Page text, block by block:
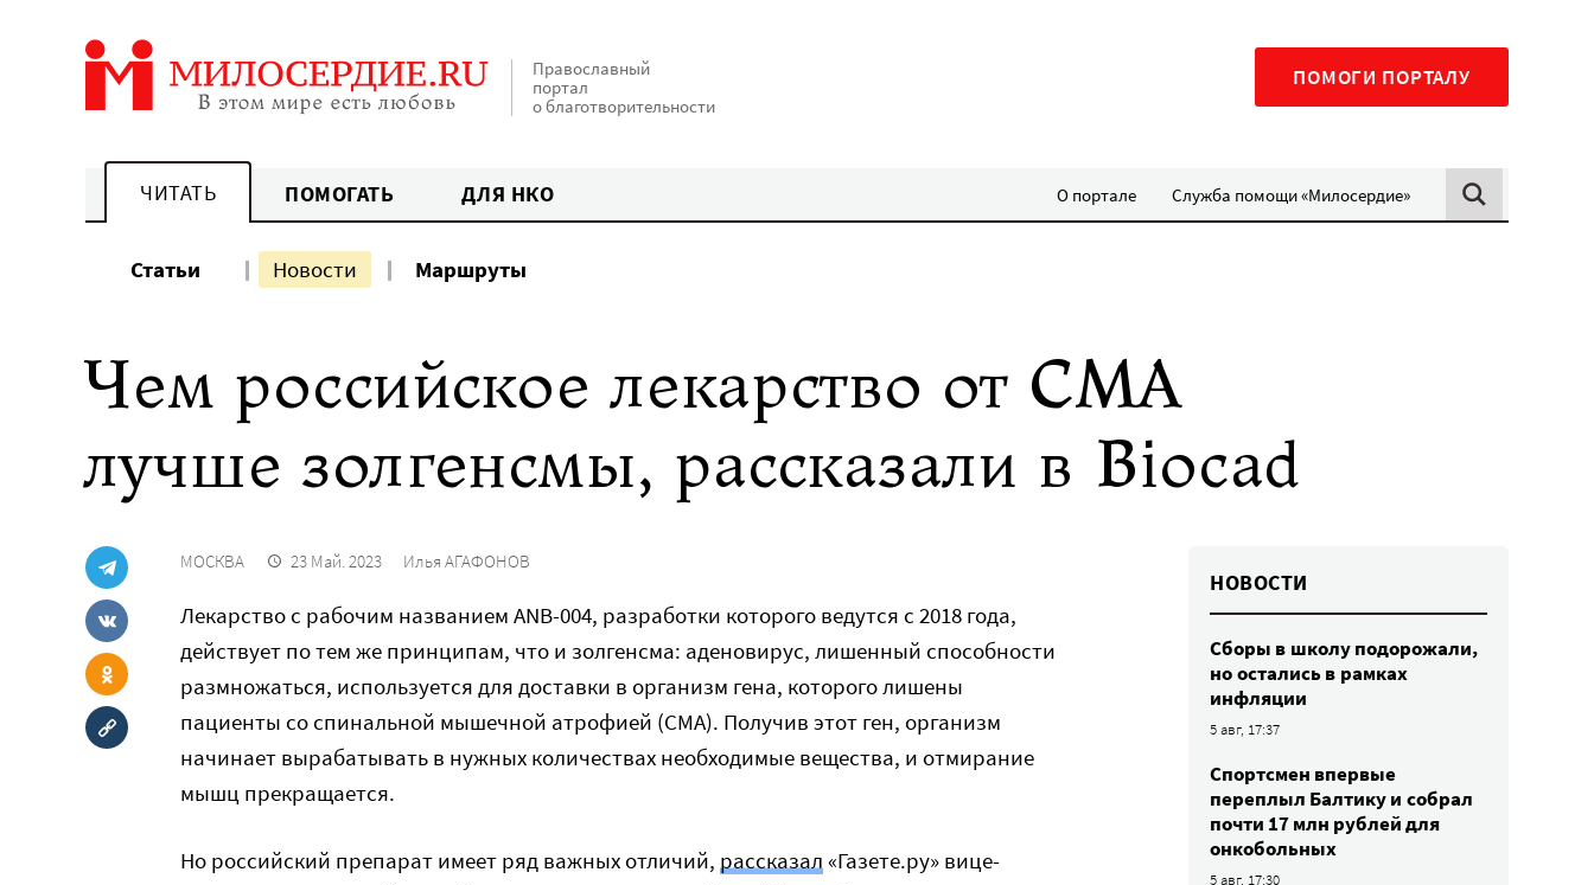
Православный
портал
о благотворительности
ПОМОГИ ПОРТАЛУ
ЧИТАТЬ ПОМОГАТЬ ДЛЯ НКО О портале Служба помощи «Милосердие»
Статьи Новости Маршруты
Чем российское лекарство от СМА
лучше золгенсмы, рассказали в Biocad
МОСКВА 23 Май. 2023 Илья АГАФОНОВ
Лекарство с рабочим названием ANB-004, разработки которого ведутся с 2018 года,
действует по тем же принципам, что и золгенсма: аденовирус, лишенный способности
размножаться, используется для доставки в организм гена, которого лишены
пациенты со спинальной мышечной атрофией (СМА). Получив этот ген, организм
начинает вырабатывать в нужных количествах необходимые вещества, и отмирание
мышц прекращается.
Но российский препарат имеет ряд важных отличий, рассказал«Газете.ру» вице-
НОВОСТИ
Сборы в школу подорожали,
но остались в рамках
инфляции
5 авг, 17:37
Спортсмен впервые
переплыл Балтику и собрал
почти 17 млн рублей для
онкобольных
5 авг, 17:30